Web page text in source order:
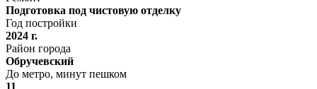
Подготовка под чистовую отделку
Год постройки
2024 г.
Район города
Обручевский
До метро, минут пешком
11